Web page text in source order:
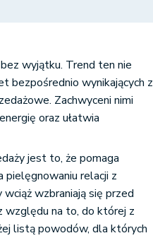
wyjątku. Trend ten nie
bezpośrednio wynikających z
Zachwyceni nimi
oraz ułatwia
jest to, że pomaga
pielęgnowaniu relacji z
wzbraniają się przed
względu na to, do której z
listą powodów, dla których